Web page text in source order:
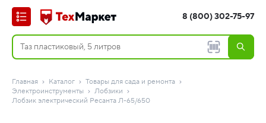
8 (800) 302-75-97
Главная Каталог
Товары для сада и ремонта
Электроинструменты
Лобзики
Лобзик электрический Ресанта Л-65/650